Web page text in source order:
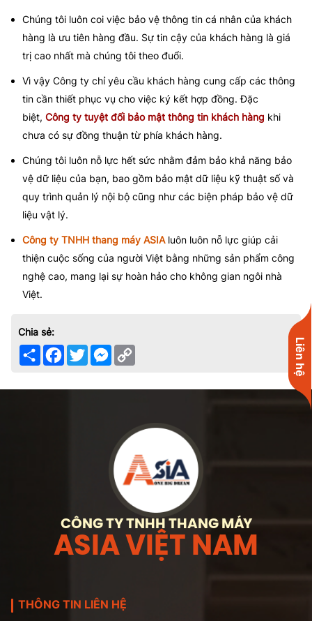
Liên hệ
Chúng tôi luôn coi việc bảo vệ thông tin cá nhân của khách
hàng là ưu tiên hàng đầu. Sự tin cậy của khách hàng là giá
trị cao nhất mà chúng tôi theo đuổi.
Vì vậy Công ty chỉ yêu cầu khách hàng cung cấp các thông
tin cần thiết phục vụ cho việc ký kết hợp đồng. Đặc
biệt, Công ty tuyệt đối bảo mật thông tin khách hàng khi
chưa có sự đồng thuận từ phía khách hàng.
Chúng tôi luôn nỗ lực hết sức nhằm đảm bảo khả năng bảo
vệ dữ liệu của bạn, bao gồm bảo mật dữ liệu kỹ thuật số và
quy trình quản lý nội bộ cũng như các biện pháp bảo vệ dữ
liệu vật lý.
Công ty TNHH thang máy ASIAluôn luôn nỗ lực giúp cải
thiện cuộc sống của người Việt bằng những sản phẩm công
nghệ cao, mang lại sự hoàn hảo cho không gian ngôi nhà
Việt.
Chia sẻ:
Share Facebook
TwitterMessenger
CÔNG TY TNHH THANG MÁY
ASIA VIỆT NAM
THÔNG TIN LIÊN HỆ